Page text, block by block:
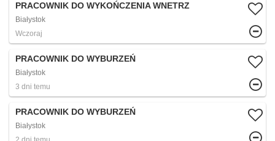
PRACOWNIK DO WYKOŃCZENIA WNETRZ
Białystok
Wczoraj
PRACOWNIK DO WYBURZEŃ
Białystok
3 dni temu
PRACOWNIK DO WYBURZEŃ
Białystok